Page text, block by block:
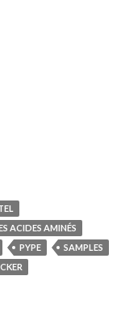
ACIDES AMINÉS
PYPE
SAMPLES